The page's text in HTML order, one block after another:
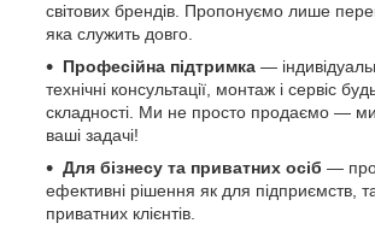
світових брендів. Пропонуємо лише
яка служить довго.
Професійна підтримка —
технічні консультації, монтаж і сервіс
складності. Ми не просто продаємо —
ваші задачі!
Для бізнесу та приватних осіб —
ефективні рішення як для підприємств,
приватних клієнтів.